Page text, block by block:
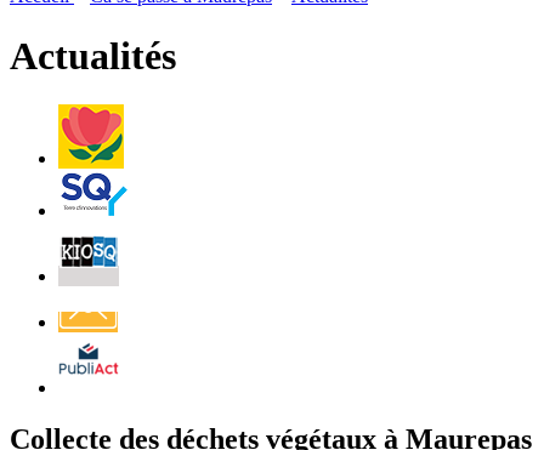
Actualités
Villes
et
Villages
Fleuris
Saint-
Quentin
Billetterie
Affichage
légal
Collecte des déchets végétaux à Maurepas